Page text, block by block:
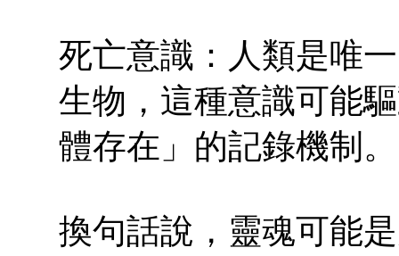
死亡意識：人類是唯
生物，這種意識可能
體存在」的記錄機制。
換句話說，靈魂可能